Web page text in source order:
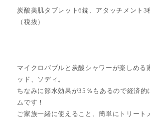
炭酸美肌タブレット6錠、アタッチメント
（税抜）
マイクロバブルと炭酸シャワーが楽しめる
ッド、ソディ。
ちなみに節水効果が35％もあるので経済的
ムです！
ご家族一緒に使えること、簡単にトリート